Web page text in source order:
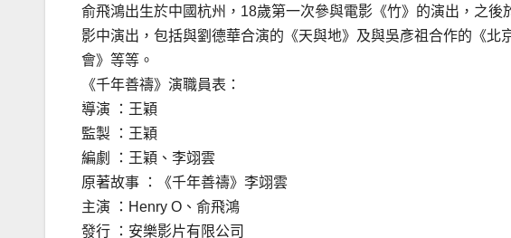
俞飛鴻出生於中國杭州，18歲第一次參與電影《竹》的演出，之
影中演出，包括與劉德華合演的《天與地》及與吳彥祖合作的《
會》等等。
《千年善禱》演職員表：
導演 ：王穎
監製 ：王穎
編劇 ：王穎、李翊雲
原著故事 ：《千年善禱》李翊雲
主演 ：Henry O、俞飛鴻
發行 ：安樂影片有限公司